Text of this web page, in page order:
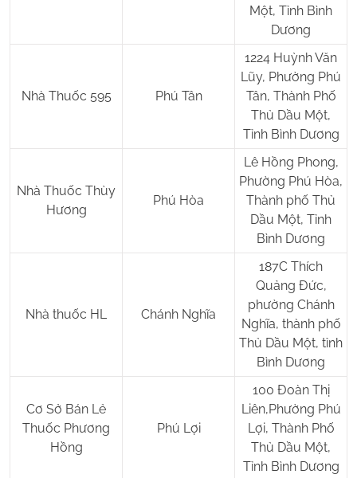
Một, Tỉnh Bình
Dương
Nhà Thuốc 595 Phú Tân
1224 Huỳnh Văn
Lũy, Phường Phú
Tân, Thành Phố
Thủ Dầu Một,
Tỉnh Bình Dương
Nhà Thuốc Thùy
Hương
Phú Hòa
Lê Hồng Phong,
Phường Phú Hòa,
Thành phố Thủ
Dầu Một, Tỉnh
Bình Dương
Nhà thuốc HL Chánh Nghĩa
187C Thích
Quảng Đức,
phường Chánh
Nghĩa, thành phố
Thủ Dầu Một, tỉnh
Bình Dương
Cơ Sở Bán Lẻ
Thuốc Phương
Hồng
Phú Lợi
100 Đoàn Thị
Liên,Phường Phú
Lợi, Thành Phố
Thủ Dầu Một,
Tỉnh Bình Dương